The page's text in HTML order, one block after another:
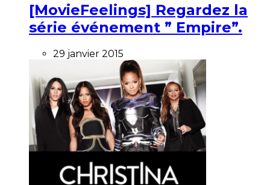
[MovieFeelings] Regardez la
série événement ” Empire”.
29 janvier 2015